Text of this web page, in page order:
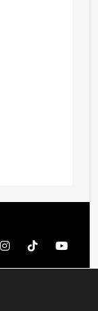
reservados